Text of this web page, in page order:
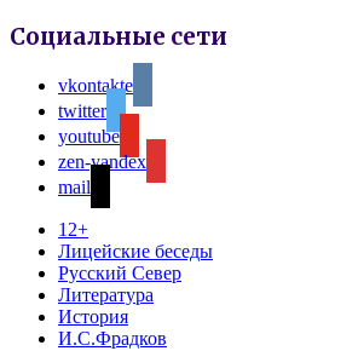
Социальные сети
vkontakte
twitter
youtube
zen-yandex
mail
12+
Лицейские беседы
Русский Север
Литература
История
И.С.Фрадков